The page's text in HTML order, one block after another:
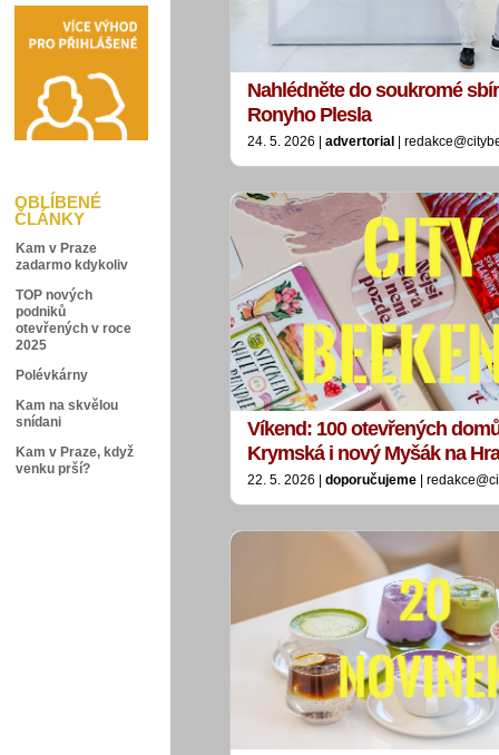
OBLÍBENÉ
ČLÁNKY
Kam v Praze
zadarmo kdykoliv
TOP nových
podniků
otevřených v roce
2025
Polévkárny
Kam na skvělou
snídani
Kam v Praze, když
venku prší?
Nahlédněte do soukromé
Ronyho Plesla
24. 5. 2026 | advertorial |
Víkend: 100 otevřených
Krymská i nový Myšák na
22. 5. 2026 | doporučujeme |